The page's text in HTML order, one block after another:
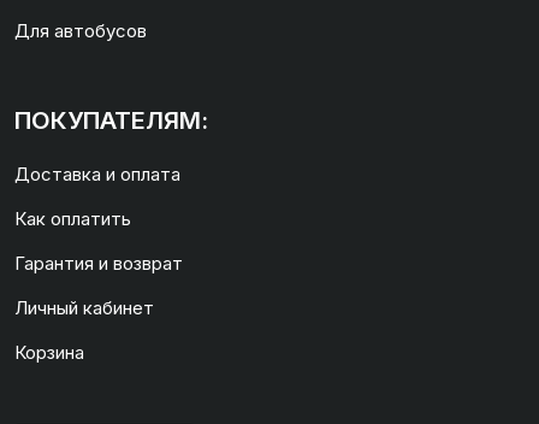
Для автобусов
ПОКУПАТЕЛЯМ:
Доставка и оплата
Как оплатить
Гарантия и возврат
Личный кабинет
Корзина